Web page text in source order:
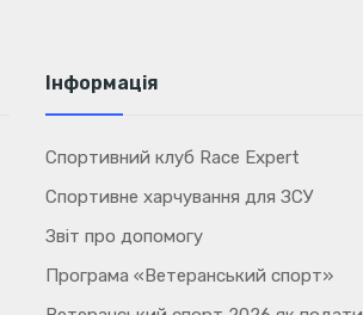
Інформація
Спортивний клуб Race Expert
Спортивне харчування для ЗСУ
Звіт про допомогу
Програма «Ветеранський спорт»